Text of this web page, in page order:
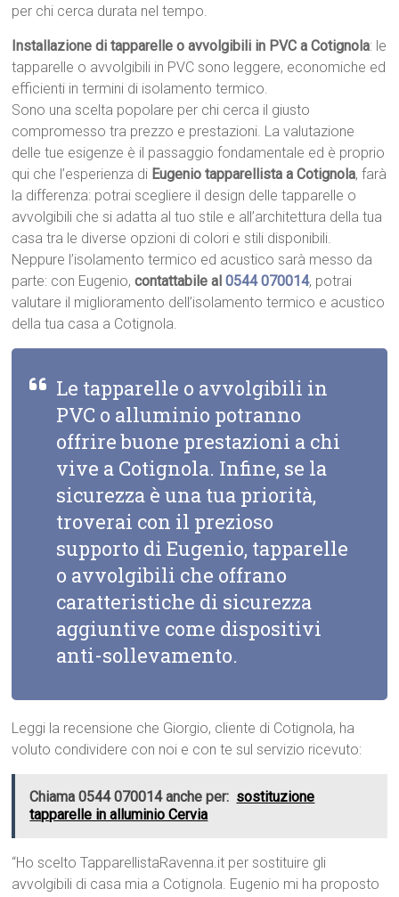
per chi cerca durata nel tempo.
Installazione di tapparelle o avvolgibili in PVC a Cotignola: le
tapparelle o avvolgibili in PVC sono leggere, economiche ed
efficienti in termini di isolamento termico.
Sono una scelta popolare per chi cerca il giusto
compromesso tra prezzo e prestazioni. La valutazione
delle tue esigenze è il passaggio fondamentale ed è proprio
qui che l’esperienza di Eugenio tapparellista a Cotignola, farà
la differenza: potrai scegliere il design delle tapparelle o
avvolgibili che si adatta al tuo stile e all’architettura della tua
casa tra le diverse opzioni di colori e stili disponibili.
Neppure l’isolamento termico ed acustico sarà messo da
parte: con Eugenio,contattabile al0544 070014, potrai
valutare il miglioramento dell’isolamento termico e acustico
della tua casa a Cotignola.
Le tapparelle o avvolgibili in
PVC o alluminio potranno
offrire buone prestazioni a chi
vive a Cotignola. Infine, se la
sicurezza è una tua priorità,
troverai con il prezioso
supporto di Eugenio, tapparelle
o avvolgibili che offrano
caratteristiche di sicurezza
aggiuntive come dispositivi
anti-sollevamento.
Leggi la recensione che Giorgio, cliente di Cotignola, ha
voluto condividere con noi e con te sul servizio ricevuto:
Chiama 0544 070014 anche per: sostituzione
tapparelle in alluminio Cervia
“Ho scelto TapparellistaRavenna.it per sostituire gli
avvolgibili di casa mia a Cotignola. Eugenio mi ha proposto